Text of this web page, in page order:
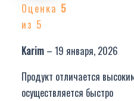
Оценка 5
из 5
Karim – 19 января, 2026
Продукт отличается
осуществляется быстро